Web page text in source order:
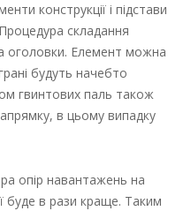
конструкції і підстави
складання
оголовки. Елемент можна
будуть начебто
гвинтових паль також
в цьому випадку
опір навантажень на
буде в рази краще. Таким